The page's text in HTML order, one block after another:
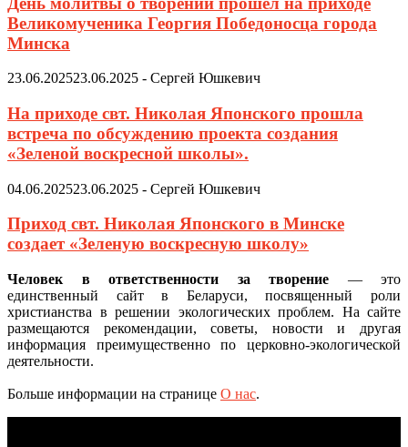
Великомученика Георгия Победоносца города
Минска
23.06.202523.06.2025 - Сергей Юшкевич
На приходе свт. Николая Японского прошла
встреча по обсуждению проекта создания
«Зеленой воскресной школы».
04.06.202523.06.2025 - Сергей Юшкевич
Приход свт. Николая Японского в Минске
создает «Зеленую воскресную школу»
Человек в ответственности за творение — это
единственный сайт в Беларуси, посвященный роли
христианства в решении экологических проблем. На сайте
размещаются рекомендации, советы, новости и другая
информация преимущественно по церковно-экологической
деятельности.
Больше информации на странице О нас.